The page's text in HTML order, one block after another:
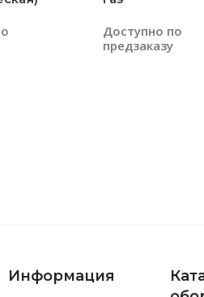
Доступно по
предзаказу
Информация